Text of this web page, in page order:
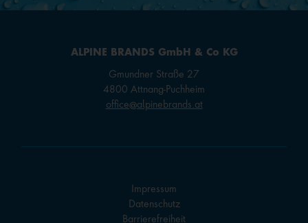
ALPINE BRANDS GmbH & Co KG
Gmundner Straße 27
4800 Attnang-Puchheim
office@alpinebrands.at
Impressum
Datenschutz
Barrierefreiheit